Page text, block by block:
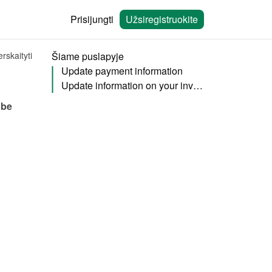
Prisijungti Užsiregistruokite
Šiame puslapyje
Update payment information
Update information on your invoice